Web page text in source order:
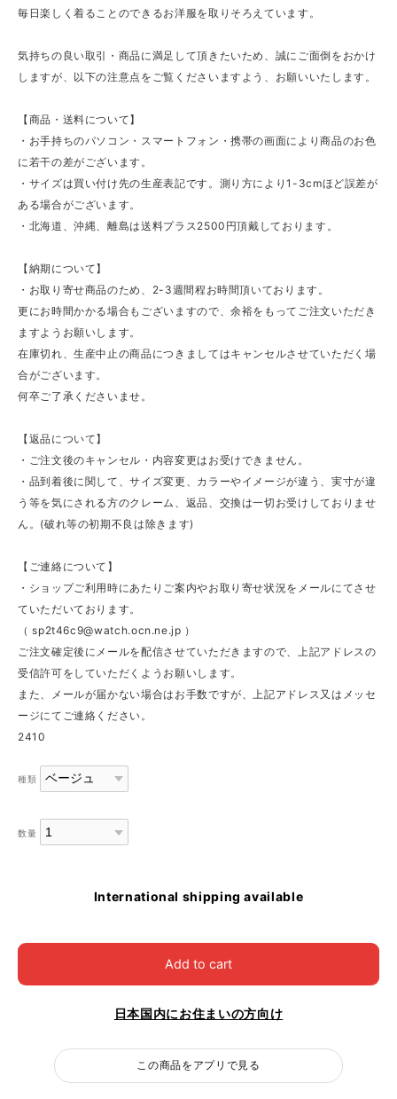
毎日楽しく着ることのできるお洋服を取りそろえています。
気持ちの良い取引・商品に満足して頂きたいため、誠にご面倒をおかけ
しますが、以下の注意点をご覧くださいますよう、お願いいたします。
【商品・送料について】
・お手持ちのパソコン・スマートフォン・携帯の画面により商品のお色
に若干の差がございます。
・サイズは買い付け先の生産表記です。測り方により1-3cmほど誤差が
ある場合がございます。
・北海道、沖縄、離島は送料プラス2500円頂戴しております。
【納期について】
・お取り寄せ商品のため、2-3週間程お時間頂いております。
更にお時間かかる場合もございますので、余裕をもってご注文いただき
ますようお願いします。
在庫切れ、生産中止の商品につきましてはキャンセルさせていただく場
合がございます。
何卒ご了承くださいませ。
【返品について】
・ご注文後のキャンセル・内容変更はお受けできません。
・品到着後に関して、サイズ変更、カラーやイメージが違う、実寸が違
う等を気にされる方のクレーム、返品、交換は一切お受けしておりませ
ん。(破れ等の初期不良は除きます)
【ご連絡について】
・ショップご利用時にあたりご案内やお取り寄せ状況をメールにてさせ
ていただいております。
（sp2t46c9@watch.ocn.ne.jp ）
ご注文確定後にメールを配信させていただきますので、上記アドレスの
受信許可をしていただくようお願いします。
また、メールが届かない場合はお手数ですが、上記アドレス又はメッセ
ージにてご連絡ください。
2410
種類
数量
International shipping available
Add to cart
日本国内にお住まいの方向け
この商品をアプリで見る